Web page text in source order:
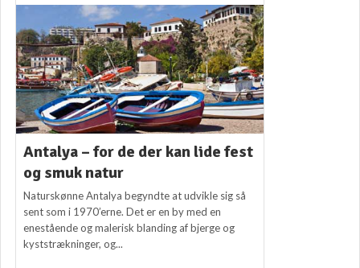
Antalya – for de der kan lide fest
og smuk natur
Naturskønne Antalya begyndte at udvikle sig så
sent som i 1970’erne. Det er en by med en
enestående og malerisk blanding af bjerge og
kyststrækninger, og...